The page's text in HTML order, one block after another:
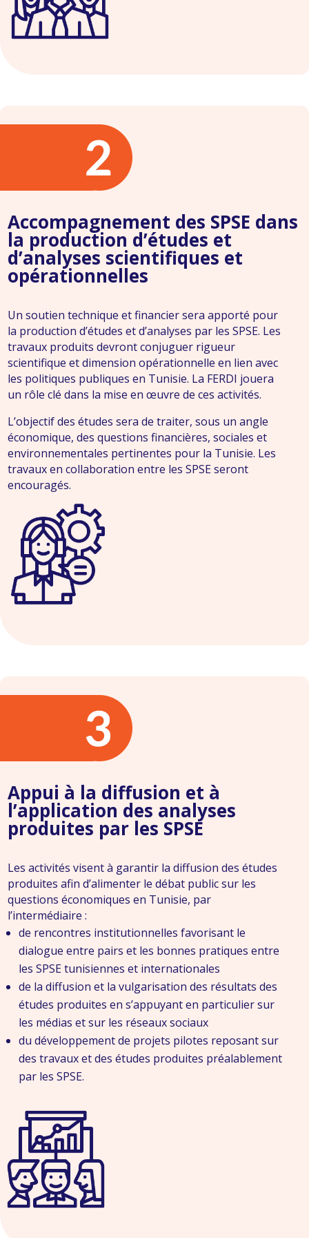
Accompagnement des SPSE dans
la production d’études et
d’analyses scientifiques et
opérationnelles
Un soutien technique et financier sera apporté pour
la production d’études et d’analyses par les SPSE. Les
travaux produits devront conjuguer rigueur
scientifique et dimension opérationnelle en lien avec
les politiques publiques en Tunisie. La FERDI jouera
un rôle clé dans la mise en œuvre de ces activités.
L’objectif des études sera de traiter, sous un angle
économique, des questions financières, sociales et
environnementales pertinentes pour la Tunisie. Les
travaux en collaboration entre les SPSE seront
encouragés.
Appui à la diffusion et à
l’application des analyses
produites par les SPSE
Les activités visent à garantir la diffusion des études
produites afin d’alimenter le débat public sur les
questions économiques en Tunisie, par
l’intermédiaire :
de rencontres institutionnelles favorisant le
dialogue entre pairs et les bonnes pratiques entre
les SPSE tunisiennes et internationales
de la diffusion et la vulgarisation des résultats des
études produites en s’appuyant en particulier sur
les médias et sur les réseaux sociaux
du développement de projets pilotes reposant sur
des travaux et des études produites préalablement
par les SPSE.